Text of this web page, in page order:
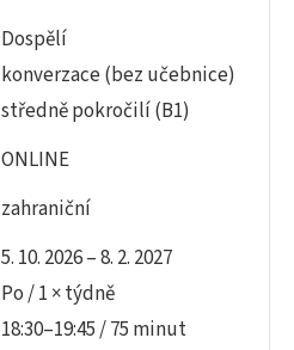
Dospělí
konverzace (bez učebnice)
středně pokročilí (B1)
ONLINE
zahraniční
5. 10. 2026 – 8. 2. 2027
Po / 1 × týdně
18:30–19:45 / 75 minut